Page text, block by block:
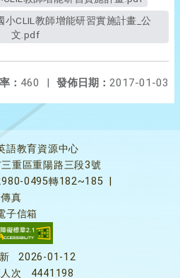
文.pdf
發佈日期： 2017-01-03
： 460 |
語教育資源中心
重區重陽路三段3號
0495轉182~185
傳真
子信箱
2026-01-12
次
4441198